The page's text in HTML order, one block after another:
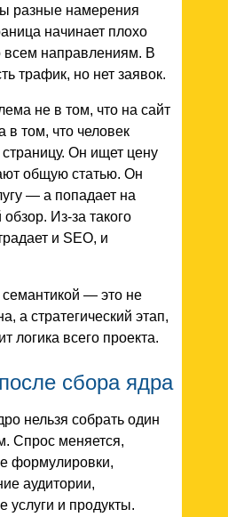
разные намерения
начинает плохо
всем направлениям. В
трафик, но нет заявок.
не в том, что на сайт
в том, что человек
Он ищет цену
общую статью. Он
— а попадает на
Из-за такого
и SEO, и
— это не
а стратегический этап,
логика всего проекта.
сбора ядра
нельзя собрать один
Спрос меняется,
формулировки,
аудитории,
услуги и продукты.